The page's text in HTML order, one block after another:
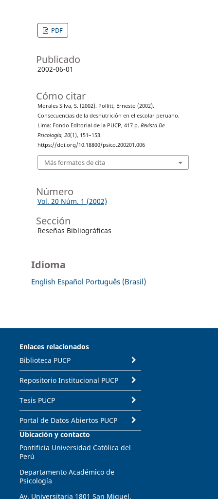
PDF
Publicado
2002-06-01
Cómo citar
Morales Silva, S. (2002). Pollitt, Ernesto (2002).
Consecuencias de la desnutrición en el escolar peruano.
Lima: Fondo Editorial de la PUCP, 417 p. Revista De
Psicología, 20(1), 151–153.
https://doi.org/10.18800/psico.200201.006
Más formatos de cita
Número
Vol. 20 Núm. 1 (2002)
Sección
Reseñas Bibliográficas
Idioma
English Español Português (Brasil)
Enlaces relacionados
Biblioteca PUCP
Repositorio Institucional PUCP
Tesis PUCP
Portal de Datos Abiertos PUCP
Ubicación y contacto
Pontificia Universidad Católica del
Perú
Departamento Académico de
Psicología
Av. Universitaria 1801 San Miguel,